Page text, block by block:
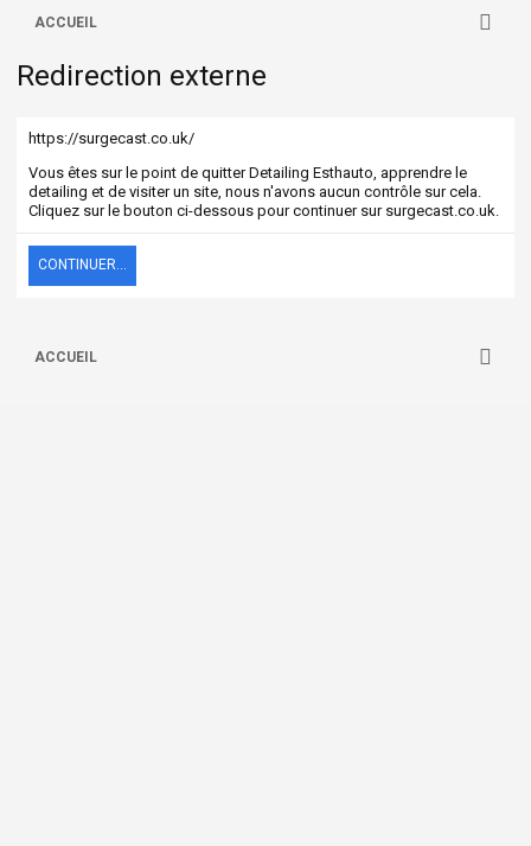
ACCUEIL
Redirection externe
https://surgecast.co.uk/
Vous êtes sur le point de quitter Detailing Esthauto, apprendre le
detailing et de visiter un site, nous n'avons aucun contrôle sur cela.
Cliquez sur le bouton ci-dessous pour continuer sur surgecast.co.uk.
CONTINUER...
ACCUEIL